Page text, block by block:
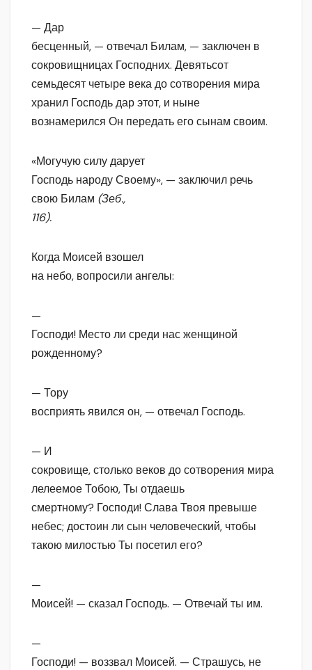
— Дар
бесценный, — отвечал Билам, — заключен в
сокровищницах Господних. Девятьсот
семьдесят четыре века до сотворения мира
хранил Господь дар этот, и ныне
вознамерился Он передать его сынам своим.
«Могучую силу дарует
Господь народу Своему», — заключил речь
свою Билам (Зеб.,
116).
Когда Моисей взошел
на небо, вопросили ангелы:
—
Господи! Место ли среди нас женщиной
рожденному?
— Тору
восприять явился он, — отвечал Господь.
— И
сокровище, столько веков до сотворения мира
лелеемое Тобою, Ты отдаешь
смертному? Господи! Слава Твоя превыше
небес; достоин ли сын человеческий, чтобы
такою милостью Ты посетил его?
—
Моисей! — сказал Господь. — Отвечай ты им.
—
Господи! — воззвал Моисей. — Страшусь, не